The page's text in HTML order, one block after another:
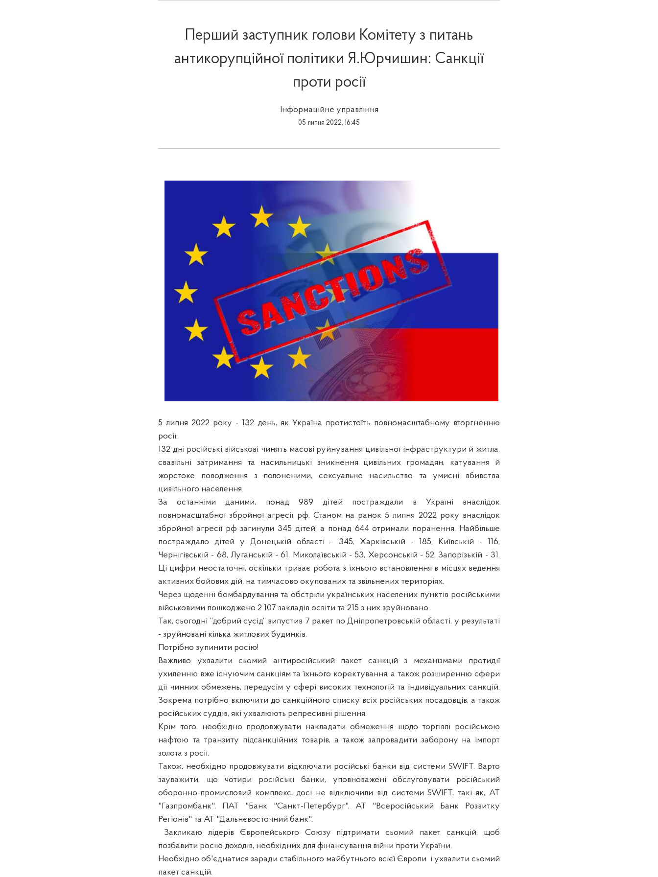
Перший заступник голови Комітету з питань
антикорупційної політики Я.Юрчишин: Санкції
проти росії
Інформаційне управління
05 липня 2022, 16:45
5 липня 2022 року - 132 день, як Україна протистоїть повномасштабному вторгненню
росії.
132 дні російські військові чинять масові руйнування цивільної інфраструктури й житла,
свавільні затримання та насильницькі зникнення цивільних громадян, катування й
жорстоке поводження з полоненими, сексуальне насильство та умисні вбивства
цивільного населення.
За останніми даними, понад 989 дітей постраждали в Україні внаслідок
повномасштабної збройної агресії рф. Станом на ранок 5 липня 2022 року внаслідок
збройної агресії рф загинули 345 дітей, а понад 644 отримали поранення. Найбільше
постраждало дітей у Донецькій області - 345, Харківській - 185, Київській - 116,
Чернігівській - 68, Луганській - 61, Миколаївській - 53, Херсонській - 52, Запорізькій - 31.
Ці цифри неостаточні, оскільки триває робота з їхнього встановлення в місцях ведення
активних бойових дій, на тимчасово окупованих та звільнених територіях.
Через щоденні бомбардування та обстріли українських населених пунктів російськими
військовими пошкоджено 2 107 закладів освіти та 215 з них зруйновано.
Так, сьогодні “добрий сусід” випустив 7 ракет по Дніпропетровській області, у результаті
- зруйновані кілька житлових будинків.
Потрібно зупинити росію!
Важливо ухвалити сьомий антиросійський пакет санкцій з механізмами протидії
ухиленню вже існуючим санкціям та їхнього коректування, а також розширенню сфери
дії чинних обмежень, передусім у сфері високих технологій та індивідуальних санкцій.
Зокрема потрібно включити до санкційного списку всіх російських посадовців, а також
російських суддів, які ухвалюють репресивні рішення.
Крім того, необхідно продовжувати накладати обмеження щодо торгівлі російською
нафтою та транзиту підсанкційних товарів, а також запровадити заборону на імпорт
золота з росії.
Також, необхідно продовжувати відключати російські банки від системи SWIFT. Варто
зауважити, що чотири російські банки, уповноважені обслуговувати російський
оборонно-промисловий комплекс, досі не відключили від системи SWIFT, такі як, АТ
"Газпромбанк", ПАТ "Банк "Санкт-Петербург", АТ "Всеросійський Банк Розвитку
Регіонів" та АТ "Дальнєвосточний банк".
Закликаю лідерів Європейського Союзу підтримати сьомий пакет санкцій, щоб
позбавити росію доходів, необхідних для фінансування війни проти України.
Необхідно об'єднатися заради стабільного майбутнього всієї Європи і ухвалити сьомий
пакет санкцій.